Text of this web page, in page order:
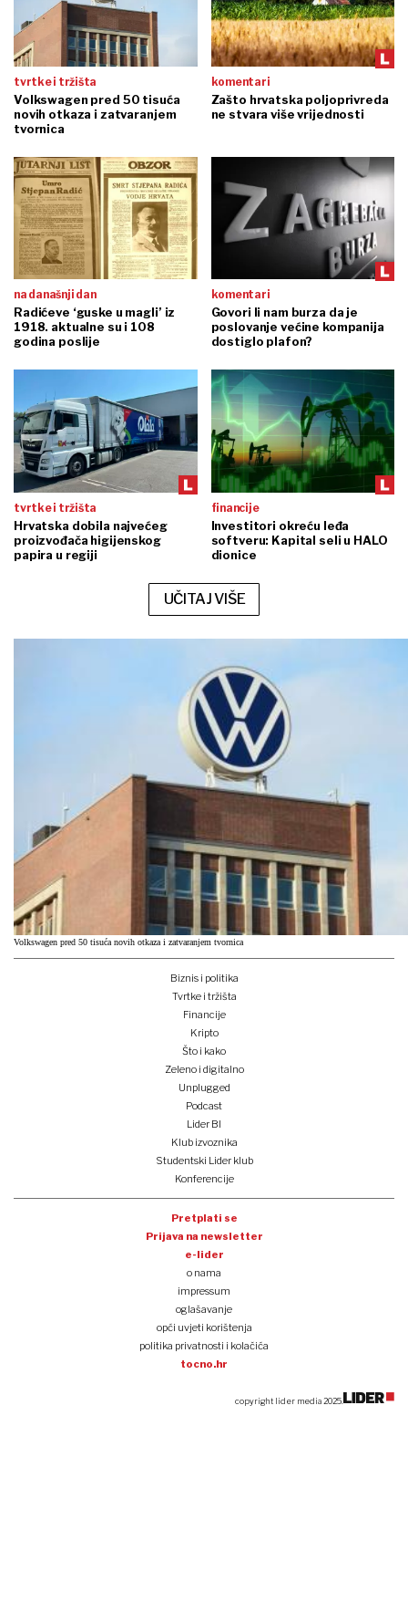
tvrtke i tržišta
Volkswagen pred 50 tisuća
novih otkaza i zatvaranjem
tvornica
komentari
Zašto hrvatska poljoprivreda
ne stvara više vrijednosti
na današnji dan
Radićeve ‘guske u magli’ iz
1918. aktualne su i 108
godina poslije
komentari
Govori li nam burza da je
poslovanje većine kompanija
dostiglo plafon?
tvrtke i tržišta
Hrvatska dobila najvećeg
proizvođača higijenskog
papira u regiji
financije
Investitori okreću leđa
softveru: Kapital seli u HALO
dionice
UČITAJ VIŠE
Volkswagen pred 50 tisuća novih otkaza i zatvaranjem tvornica
Biznis i politika
Tvrtke i tržišta
Financije
Kripto
Što i kako
Zeleno i digitalno
Unplugged
Podcast
Lider BI
Klub izvoznika
Studentski Lider klub
Konferencije
Pretplati se
Prijava na newsletter
e-lider
o nama
impressum
oglašavanje
opći uvjeti korištenja
politika privatnosti i kolačića
tocno.hr
copyright lider media 2025.